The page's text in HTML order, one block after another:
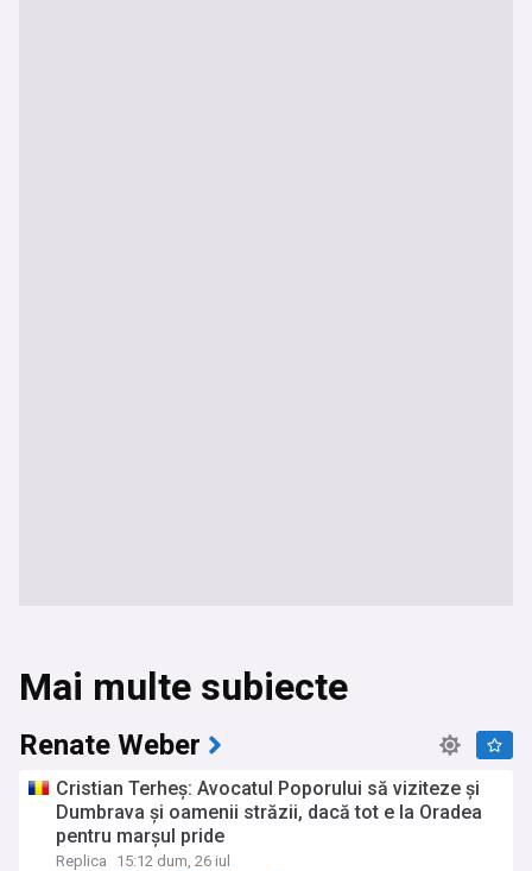
Mai multe subiecte
Renate Weber
Cristian Terheș: Avocatul Poporului să viziteze și
Dumbrava și oamenii străzii, dacă tot e la Oradea
pentru marșul pride
Replica
15:12 dum, 26 iul